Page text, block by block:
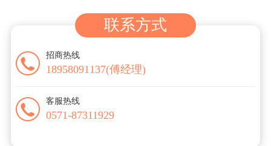
联系方式
招商热线
18958091137(傅经理)
客服热线
0571-87311929